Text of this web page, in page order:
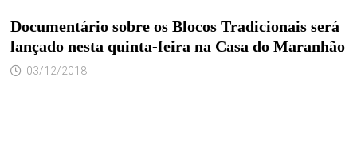
Documentário sobre os Blocos Tradicionais será
lançado nesta quinta-feira na Casa do Maranhão
03/12/2018